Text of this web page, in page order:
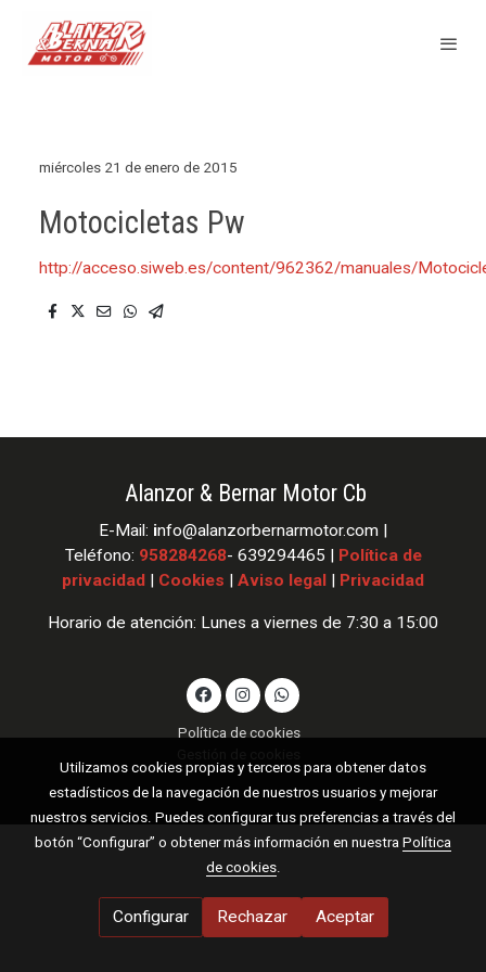
miércoles 21 de enero de 2015
Motocicletas Pw
http://acceso.siweb.es/content/962362/manuales/
Alanzor & Bernar Motor Cb
E-Mail: info@alanzorbernarmotor.com |
Teléfono: 958284268- 639294465 |
Política de
privacidad
Cookies Aviso legal Privacidad
Horario de atención: Lunes a viernes de 7:30 a 15:00
Política de cookies
Utilizamos cookies propias y terceros para obtener datos
estadísticos de la navegación de nuestros usuarios y mejorar
nuestros servicios. Puedes configurar tus preferencias a través del
botón “Configurar” o obtener más información en nuestra Política
de cookies.
Configurar Rechazar Aceptar